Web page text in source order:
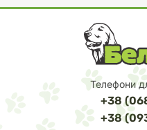
Телефони
+38
+38